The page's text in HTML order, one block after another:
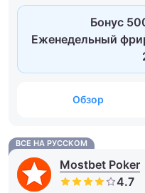
Бонус
Еженедельный
Обзор
ВСЕ НА РУССКОМ
Mostbet Poker